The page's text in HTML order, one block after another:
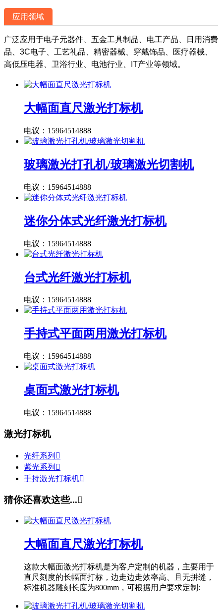
应用领域
广泛应用于电子元器件、五金工具制品、电工产品、日用消费
品、3C电子、工艺礼品、精密器械、穿戴饰品、医疗器械、
高低压电器、卫浴行业、电池行业、IT产业等领域。
大幅面直尺激光打标机
电议：15964514888
玻璃激光打孔机/玻璃激光切割机
电议：15964514888
迷你分体式光纤激光打标机
电议：15964514888
台式光纤激光打标机
电议：15964514888
手持式平面两用激光打标机
电议：15964514888
桌面式激光打标机
电议：15964514888
激光打标机
光纤系列 
紫光系列 
手持激光打标机
猜你还喜欢这些...
大幅面直尺激光打标机
这款大幅面激光打标机是为客户定制的机器，主要用于
直尺刻度的长幅面打标，边走边走效率高、且无拼缝，
标准机器雕刻长度为800mm，可根据用户要求定制: